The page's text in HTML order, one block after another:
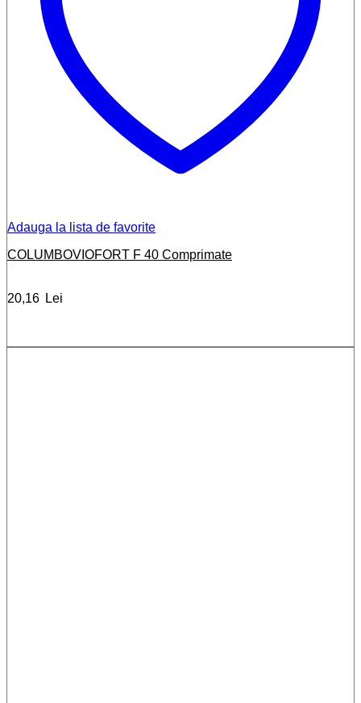
Adauga la lista de favorite
COLUMBOVIOFORT F 40 Comprimate
20,16 Lei